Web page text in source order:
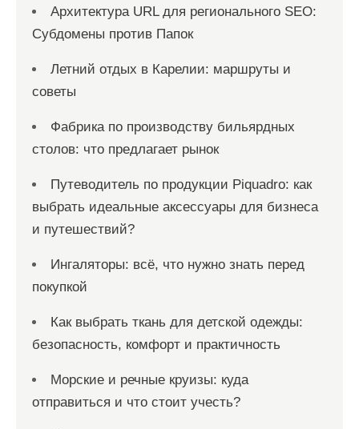
м
Архитектура URL для регионального SEO:
Субдомены против Папок
Летний отдых в Карелии: маршруты и
советы
Фабрика по производству бильярдных
столов: что предлагает рынок
Путеводитель по продукции Piquadro: как
выбрать идеальные аксессуары для бизнеса
и путешествий?
Ингаляторы: всё, что нужно знать перед
покупкой
Как выбрать ткань для детской одежды:
безопасность, комфорт и практичность
Морские и речные круизы: куда
отправиться и что стоит учесть?